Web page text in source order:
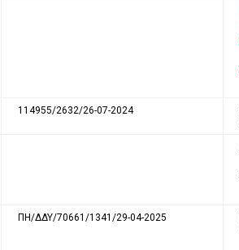
114955/2632/26-07-2024
ΠΗ/ΔΔΥ/70661/1341/29-04-2025